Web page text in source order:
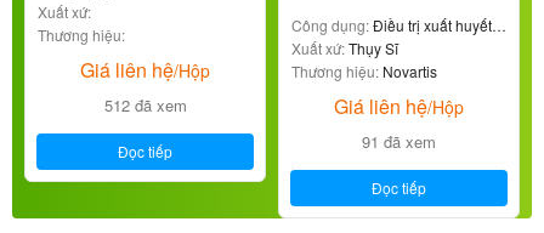
Xuất xứ:
Thương hiệu:
Giá liên hệ/Hộp
512 đã xem
Đọc tiếp
Công dụng:Điều trị xuất huyết
giảm tiểu cầu
Xuất xứ:Thụy Sĩ
Thương hiệu: Novartis
Giá liên hệ/Hộp
91 đã xem
Đọc tiếp